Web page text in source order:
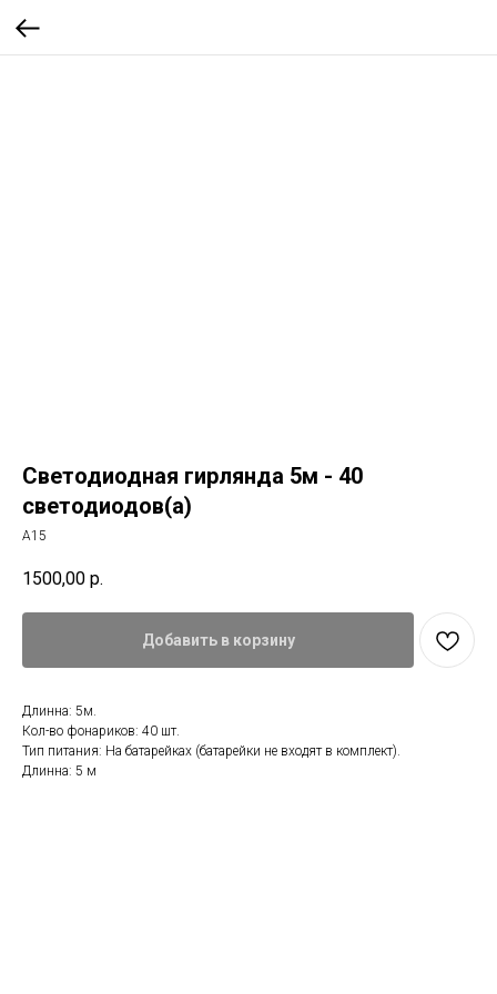
Светодиодная гирлянда 5м - 40
светодиодов(а)
А15
1500,00 р.
Добавить в корзину
Длинна: 5м.
Кол-во фонариков: 40 шт.
Тип питания: На батарейках (батарейки не входят в комплект).
Длинна: 5 м